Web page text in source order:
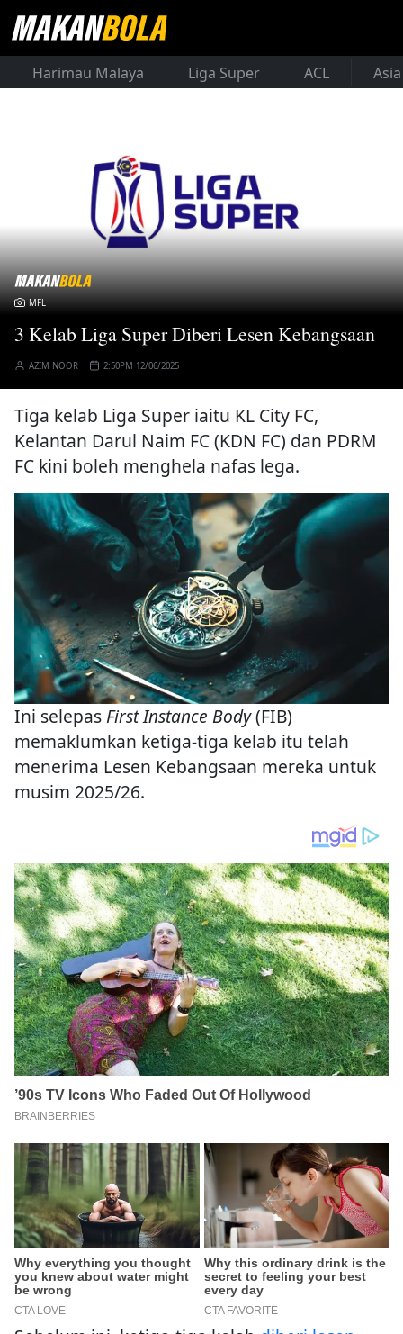
Harimau Malaya Liga Super ACL
MFL
3 Kelab Liga Super Diberi Lesen Kebangsaan
AZIM NOOR 2:50PM 12/06/2025
Tiga kelab Liga Super iaitu KL City FC,
Kelantan Darul Naim FC (KDN FC) dan PDRM
FC kini boleh menghela nafas lega.
Ini selepasFirst Instance Body(FIB)
memaklumkan ketiga-tiga kelab itu telah
menerima Lesen Kebangsaan mereka untuk
musim 2025/26.